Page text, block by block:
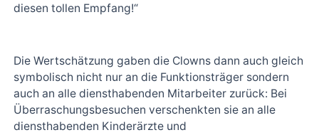
diesen tollen Empfang!“
Die Wertschätzung gaben die Clowns dann auch gleich
symbolisch nicht nur an die Funktionsträger sondern
auch an alle diensthabenden Mitarbeiter zurück: Bei
Überraschungsbesuchen verschenkten sie an alle
diensthabenden Kinderärzte und